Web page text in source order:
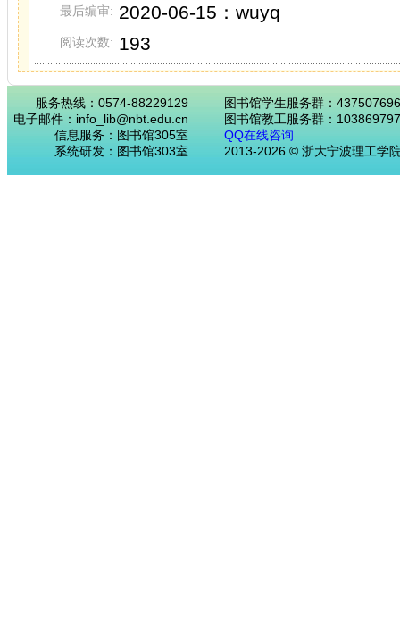
最后编审: 2020-06-15：wuyq
阅读次数: 193
服务热线：0574-88229129
电子邮件：info_lib@nbt.edu.cn
信息服务：图书馆305室
系统研发：图书馆303室
图书馆学生服务群：437507696
图书馆教工服务群：
QQ在线咨询
2013-2026 © 浙大宁波理工学